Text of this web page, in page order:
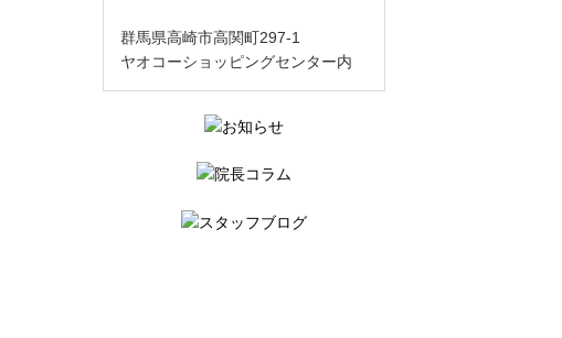
群馬県高崎市高関町297-1
ヤオコーショッピングセンター内